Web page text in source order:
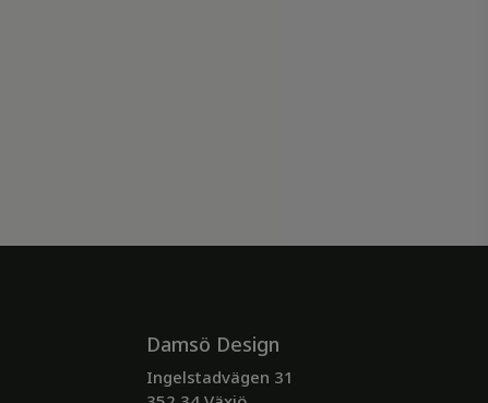
Damsö Design
Ingelstadvägen 31